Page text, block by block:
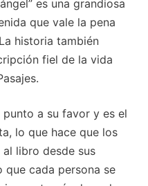
es una grandiosa
que vale la pena
historia también
fiel de la vida
a su favor y es el
lo que hace que los
libro desde sus
que cada persona se